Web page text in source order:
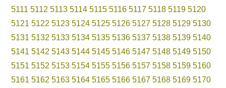
5111 5112 5113 5114 5115 5116 5117 5118 5119 5120
5121 5122 5123 5124 5125 5126 5127 5128 5129 5130
5131 5132 5133 5134 5135 5136 5137 5138 5139 5140
5141 5142 5143 5144 5145 5146 5147 5148 5149 5150
5151 5152 5153 5154 5155 5156 5157 5158 5159 5160
5161 5162 5163 5164 5165 5166 5167 5168 5169 5170